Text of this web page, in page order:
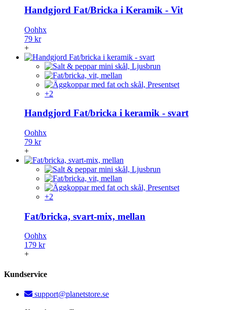
Handgjord Fat/Bricka i Keramik - Vit
Oohhx
79 kr
+
+2
Handgjord Fat/bricka i keramik - svart
Oohhx
79 kr
+
+2
Fat/bricka, svart-mix, mellan
Oohhx
179 kr
+
Kundservice
support@planetstore.se